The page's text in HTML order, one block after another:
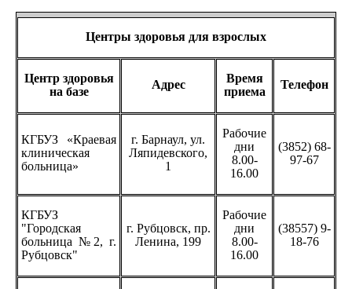
Центры здоровья для взрослых
Центр здоровья
на базе
Адрес
Время
приема
Телефон
КГБУЗ «Краевая
клиническая
больница»
г. Барнаул, ул.
Ляпидевского,
1
Рабочие
дни
8.00-
16.00
(3852) 68-
97-67
КГБУЗ
"Городская
больница №2, г.
Рубцовск"
г. Рубцовск, пр.
Ленина, 199
Рабочие
дни
8.00-
16.00
(38557) 9-
18-76